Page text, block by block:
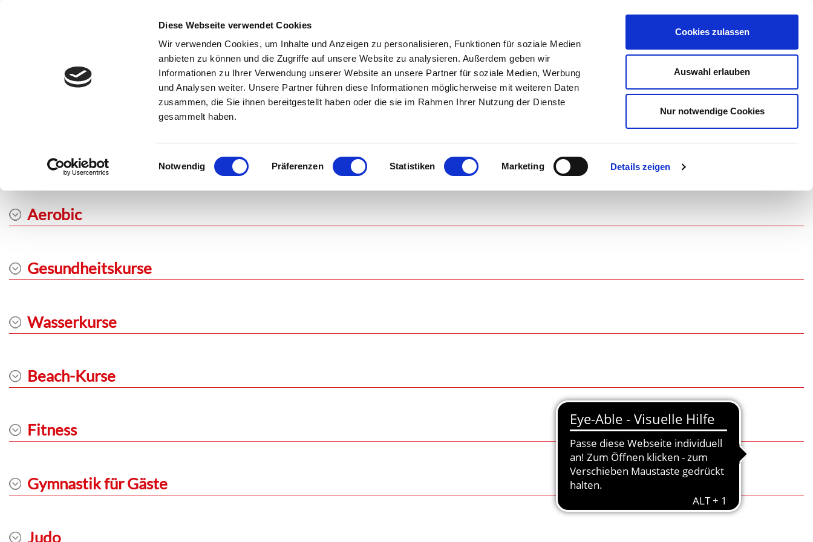
Diese Webseite verwendet Cookies
Wir verwenden Cookies, um Inhalte und Anzeigen zu personalisieren, Funktionen für soziale Medien
anbieten zu können und die Zugriffe auf unsere Website zu analysieren. Außerdem geben wir
Informationen zu Ihrer Verwendung unserer Website an unsere Partner für soziale Medien, Werbung
und Analysen weiter. Unsere Partner führen diese Informationen möglicherweise mit weiteren Daten
zusammen, die Sie ihnen bereitgestellt haben oder die sie im Rahmen Ihrer Nutzung der Dienste
gesammelt haben.
Einwilligungsauswahl
Notwendig Präferenzen Statistiken Marketing Details zeigen
Cookies zulassen
Auswahl erlauben
Nur notwendige Cookies
Verein Fitnessstudio Sportarten Online buchen Service
Kursfreischaltung / Ferientermine
Bescheinigung
Aerobic
Gesundheitskurse
Wasserkurse
Beach-Kurse
Fitness
Gymnastik für Gäste
Judo